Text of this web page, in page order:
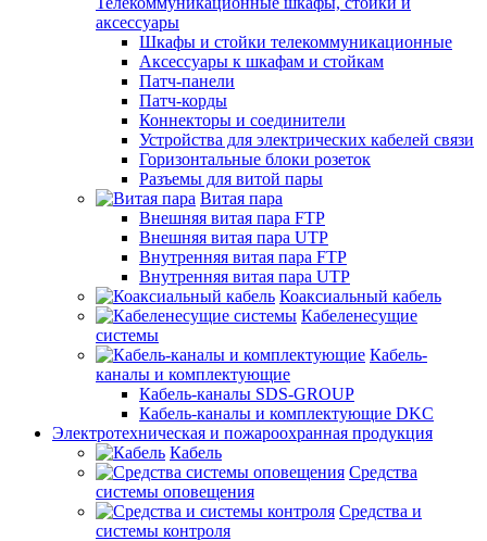
аксессуары
Шкафы и стойки телекоммуникационные
Аксессуары к шкафам и стойкам
Патч-панели
Патч-корды
Коннекторы и соединители
Устройства для электрических кабелей связи
Горизонтальные блоки розеток
Разъемы для витой пары
Витая пара
Внешняя витая пара FTP
Внешняя витая пара UTP
Внутренняя витая пара FTP
Внутренняя витая пара UTP
Коаксиальный кабель
Кабеленесущие
системы
Кабель-
каналы и комплектующие
Кабель-каналы SDS-GROUP
Кабель-каналы и комплектующие DKC
Электротехническая и пожароохранная продукция
Кабель
Средства
системы оповещения
Средства и
системы контроля